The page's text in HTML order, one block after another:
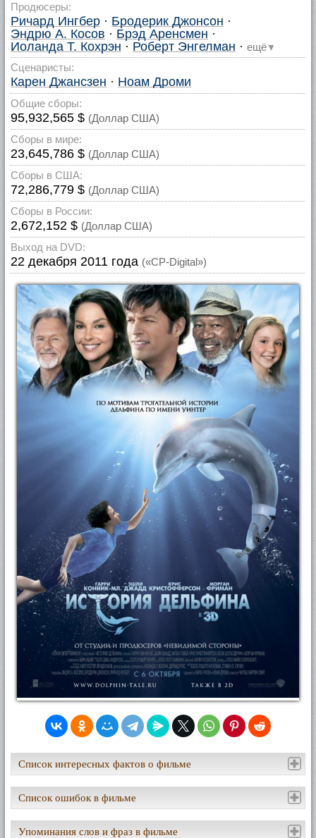
Продюсеры:
Ричард Ингбер · Бродерик Джонсон ·
Эндрю А. Косов · Брэд Аренсмен ·
Иоланда Т. Кохрэн · Роберт Энгелман · ещё ▼
Сценаристы:
Карен Джансзен · Ноам Дроми
Общие сборы:
95,932,565 $ (Доллар США)
Сборы в мире:
23,645,786 $ (Доллар США)
Сборы в США:
72,286,779 $ (Доллар США)
Сборы в России:
2,672,152 $ (Доллар США)
Выход на DVD:
22 декабря 2011 года («CP-Digital»)
Список интересных фактов о фильме
Список ошибок в фильме
Упоминания слов и фраз в фильме